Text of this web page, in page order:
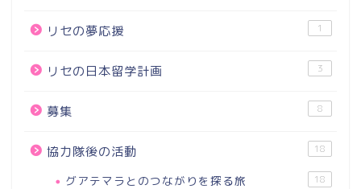
リセの夢応援 1
リセの日本留学計画 3
募集 8
協力隊後の活動 18
グアテマラとのつながりを探る旅 18